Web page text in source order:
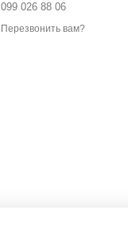
099 026 88 06
Перезвонить вам?